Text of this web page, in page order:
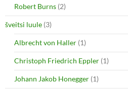
Robert Burns (2)
šveitsi luule (3)
Albrecht von Haller (1)
Christoph Friedrich Eppler (1)
Johann Jakob Honegger (1)